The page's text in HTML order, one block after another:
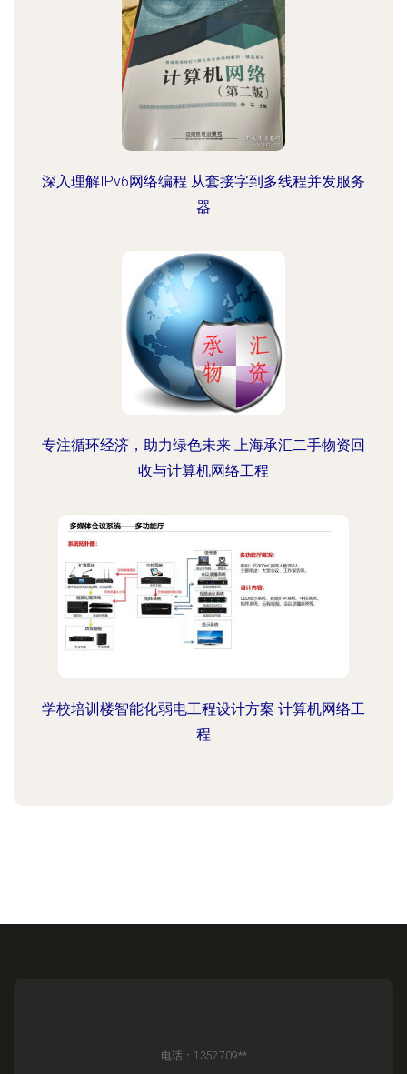
深入理解IPv6网络编程 从套接字到多线程并发服务
器
专注循环经济，助力绿色未来 上海承汇二手物资回
收与计算机网络工程
学校培训楼智能化弱电工程设计方案 计算机网络工
程
电话：1352709**